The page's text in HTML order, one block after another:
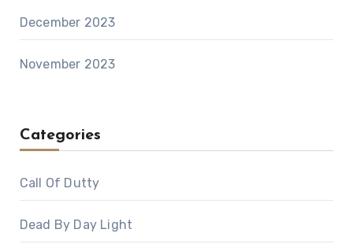
December 2023
November 2023
Categories
Call Of Dutty
Dead By Day Light